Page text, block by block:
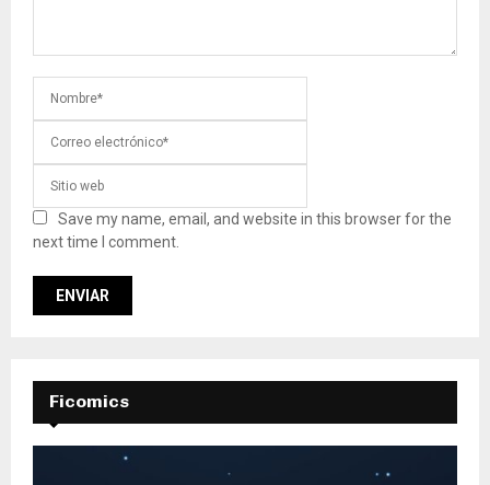
Save my name, email, and website in this browser for the
next time I comment.
Ficomics